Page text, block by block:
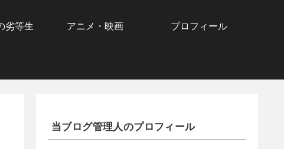
劣等生 アニメ・映画 プロフィール
当ブログ管理人のプロフィール